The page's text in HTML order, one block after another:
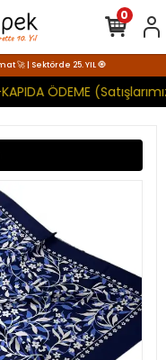
🚀 | Sektörde 25. YIL 🧿
ÖDEME
0